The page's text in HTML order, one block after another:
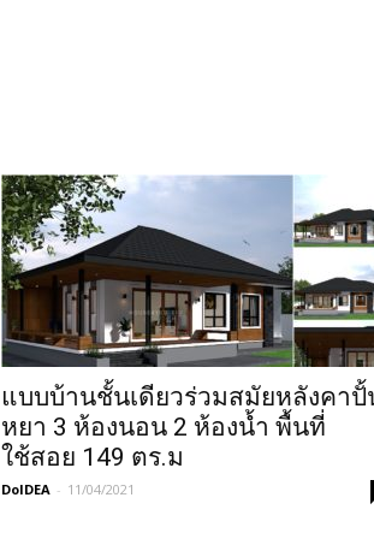
แบบบ้านชั้นเดียวร่วมสมัยหลังคาปั้
หยา 3 ห้องนอน 2 ห้องน้ำ พื้นที่
ใช้สอย 149 ตร.ม
DoIDEA - 11/04/2021